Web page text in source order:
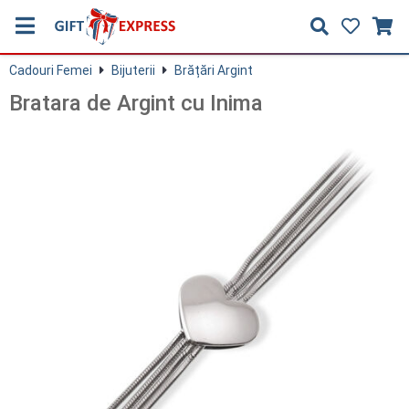
Cadouri Femei Bijuterii Brățări Argint
Bratara de Argint cu Inima